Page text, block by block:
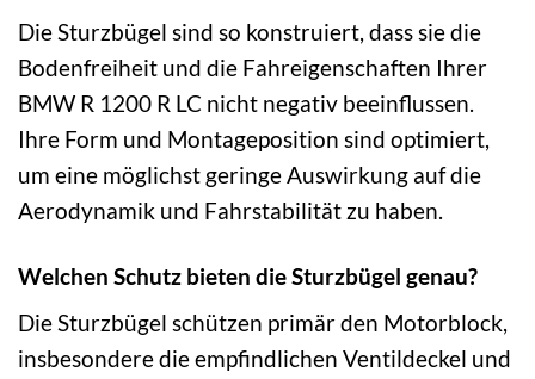
Die Sturzbügel sind so konstruiert, dass sie die
Bodenfreiheit und die Fahreigenschaften Ihrer
BMW R 1200 R LC nicht negativ beeinflussen.
Ihre Form und Montageposition sind optimiert,
um eine möglichst geringe Auswirkung auf die
Aerodynamik und Fahrstabilität zu haben.
Welchen Schutz bieten die Sturzbügel genau?
Die Sturzbügel schützen primär den Motorblock,
insbesondere die empfindlichen Ventildeckel und